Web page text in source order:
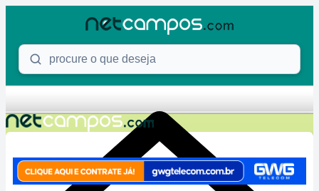
Procure o que deseja